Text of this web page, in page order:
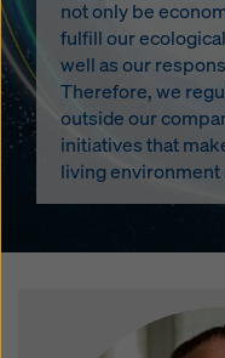
not only be
fulfill our
well as our
Therefore, we
outside our
initiatives that
living